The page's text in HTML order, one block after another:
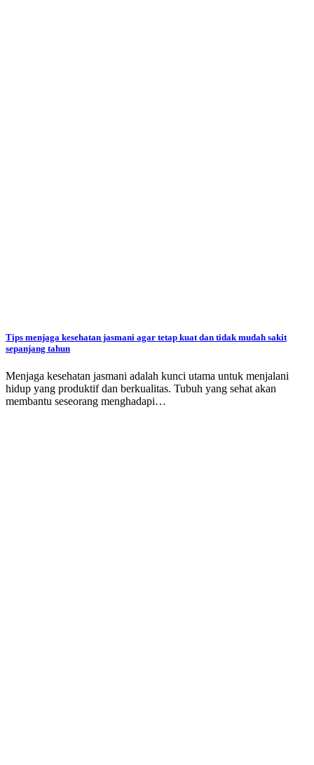
Tips menjaga kesehatan jasmani agar tetap kuat dan tidak mudah sakit
sepanjang tahun
Menjaga kesehatan jasmani adalah kunci utama untuk menjalani
hidup yang produktif dan berkualitas. Tubuh yang sehat akan
membantu seseorang menghadapi…